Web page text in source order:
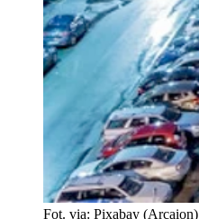
Fot. via: Pixabay (Arcaion)